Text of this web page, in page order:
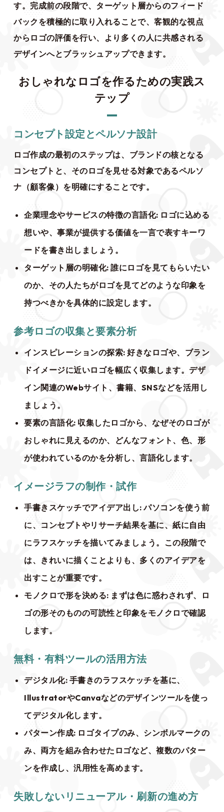
す。完成前の段階で、ターゲット層からのフィード
バックを積極的に取り入れることで、客観的な視点
からロゴの評価を行い、より多くの人に共感される
デザインへとブラッシュアップできます。
おしゃれなロゴを作るための実践ス
テップ
コンセプト設定とペルソナ設計
ロゴ作成の最初のステップは、ブランドの核となる
コンセプトと、そのロゴを見せる対象であるペルソ
ナ（顧客像）を明確にすることです。
企業理念やサービスの特徴の言語化: ロゴに込める
想いや、事業が提供する価値を一言で表すキーワ
ードを書き出しましょう。
ターゲット層の明確化: 誰にロゴを見てもらいたい
のか、その人たちがロゴを見てどのような印象を
持つべきかを具体的に設定します。
参考ロゴの収集と要素分析
インスピレーションの探索: 好きなロゴや、ブラン
ドイメージに近いロゴを幅広く収集します。デザ
イン関連のWebサイト、書籍、SNSなどを活用し
ましょう。
要素の言語化: 収集したロゴから、なぜそのロゴが
おしゃれに見えるのか、どんなフォント、色、形
が使われているのかを分析し、言語化します。
イメージラフの制作・試作
手書きスケッチでアイデア出し: パソコンを使う前
に、コンセプトやリサーチ結果を基に、紙に自由
にラフスケッチを描いてみましょう。この段階で
は、きれいに描くことよりも、多くのアイデアを
出すことが重要です。
モノクロで形を決める: まずは色に惑わされず、ロ
ゴの形そのものの可読性と印象をモノクロで確認
します。
無料・有料ツールの活用方法
デジタル化: 手書きのラフスケッチを基に、
IllustratorやCanvaなどのデザインツールを使っ
てデジタル化します。
パターン作成: ロゴタイプのみ、シンボルマークの
み、両方を組み合わせたロゴなど、複数のパター
ンを作成し、汎用性を高めます。
失敗しないリニューアル・刷新の進め方